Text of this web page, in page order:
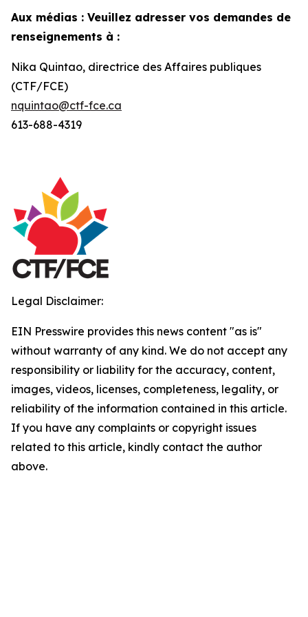
Aux médias : Veuillez adresser vos demandes de
renseignements à :
Nika Quintao, directrice des Affaires publiques
(CTF/FCE)
nquintao@ctf-fce.ca
613-688-4319
Legal Disclaimer:
EIN Presswire provides this news content "as is"
without warranty of any kind. We do not accept any
responsibility or liability for the accuracy, content,
images, videos, licenses, completeness, legality, or
reliability of the information contained in this article.
If you have any complaints or copyright issues
related to this article, kindly contact the author
above.